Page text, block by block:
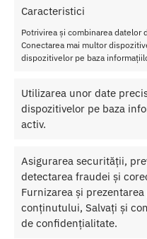
Caracteristici
Potrivirea și combinarea datelor
Conectarea mai multor
dispozitivelor pe baza
Utilizarea unor date
dispozitivelor pe baza
activ.
Asigurarea securității,
detectarea fraudei și
Furnizarea și
conținutului, Salvați și
de confidențialitate.
ure
Diametru: 3 cm
Lungime: 19.2
Culoare: Negru
Reincarcabil: Da
Nu lasati produsul la indemana
Nu uitati sa curatati produsul
calda si sapun. Pentru o
toycleaner.